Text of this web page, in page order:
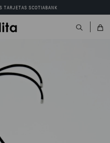
TARJETAS SCOTIABANK